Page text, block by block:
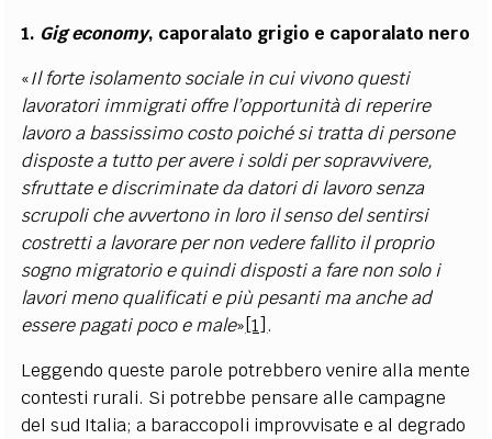
1. Gig economy, caporalato grigio e caporalato nero
«Il forte isolamento sociale in cui vivono questi
lavoratori immigrati offre l’opportunità di reperire
lavoro a bassissimo costo poiché si tratta di persone
disposte a tutto per avere i soldi per sopravvivere,
sfruttate e discriminate da datori di lavoro senza
scrupoli che avvertono in loro il senso del sentirsi
costretti a lavorare per non vedere fallito il proprio
sogno migratorio e quindi disposti a fare non solo i
lavori meno qualificati e più pesanti ma anche ad
essere pagati poco e male»[1] .
Leggendo queste parole potrebbero venire alla mente
contesti rurali. Si potrebbe pensare alle campagne
del sud Italia; a baraccopoli improvvisate e al degrado